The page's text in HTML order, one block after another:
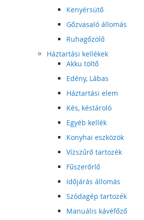
Kenyérsütő
Gőzvasaló állomás
Ruhagőzölő
Háztartási kellékek
Akku töltő
Edény, Lábas
Háztartási elem
Kés, késtároló
Egyéb kellék
Konyhai eszközök
Vízszűrő tartozék
Fűszerőrlő
Időjárás állomás
Szódagép tartozék
Manuális kávéfőző